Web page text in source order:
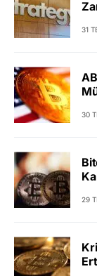
31
30
29